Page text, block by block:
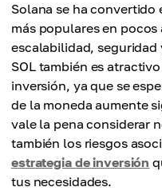
Precio medio
$17,045.15
Precio máximo
$20,760.56
Precio medio
$19,207.67
$18,901.98
Precio máximo
$23,115.87
Precio medio
$21,508.92
Solana se ha convertido
más populares en
escalabilidad,
SOL también es
inversión, ya que se
de la moneda aumente
vale la pena considerar
también los riesgos
estrategia de inversión
tus necesidades.